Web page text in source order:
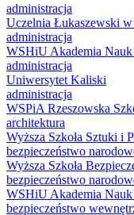
administracja
Uczelnia Łukaszewski
administracja
WSHiU Akademia
administracja
Uniwersytet Kaliski
administracja
WSPiA Rzeszowska
architektura
Wyższa Szkoła Sztuki i
bezpieczeństwo
Wyższa Szkoła
bezpieczeństwo
WSHiU Akademia
bezpieczeństwo